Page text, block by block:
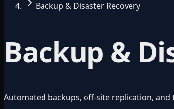
Backup & Disaster Recovery
Backup &
Automated backups, off-site replication,